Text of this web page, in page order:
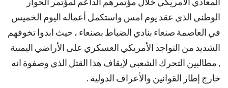
الوطني الذي عقد يوم امس واستكمل أعماله اليوم الخميس
في العاصمة صنعاء بنادي الضباط بصنعاء ، حيث ابدوا تخوفهم
الشديد من التواجد الأمريكي العسكري على الأراضي اليمنية
, مطالبين التحرك الشعبي لإيقاف هذا القتل الذي وصفوة انه
خارج إطار القوانين والأعراف الدولية .